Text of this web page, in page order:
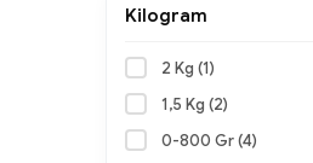
Kilogram
2 Kg (1)
1,5 Kg (2)
0-800 Gr (4)